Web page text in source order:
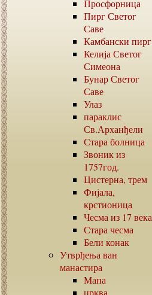
Просфорница
Пирг Светог
Саве
Камбански пирг
Келија Светог
Симеона
Бунар Светог
Саве
Улаз
параклис
Св.Арханђели
Стара болница
Звоник из
1757год.
Цистерна, трем
Фијала,
крстионица
Чесма из 17 века
Стара чесма
Бели конак
Утврђења ван
манастира
Мапа
црква